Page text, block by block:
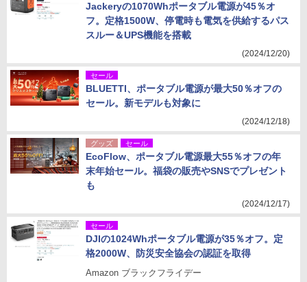
Jackeryの1070Whポータブル電源が45％オ
フ。定格1500W、停電時も電気を供給するパス
スルー＆UPS機能を搭載
(2024/12/20)
セール
BLUETTI、ポータブル電源が最大50％オフの
セール。新モデルも対象に
(2024/12/18)
グッズ セール
EcoFlow、ポータブル電源最大55％オフの年
末年始セール。福袋の販売やSNSでプレゼント
も
(2024/12/17)
セール
DJIの1024Whポータブル電源が35％オフ。定
格2000W、防災安全協会の認証を取得
Amazon ブラックフライデー